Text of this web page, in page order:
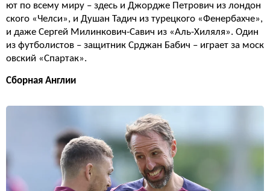
ют по всему миру – здесь и Джордже Петрович из лондон
ского «Челси», и Душан Тадич из турецкого «Фенербахче»,
и даже Сергей Милинкович-Савич из «Аль-Хиляля». Один
из футболистов – защитник Срджан Бабич – играет за моск
овский «Спартак».
Сборная Англии